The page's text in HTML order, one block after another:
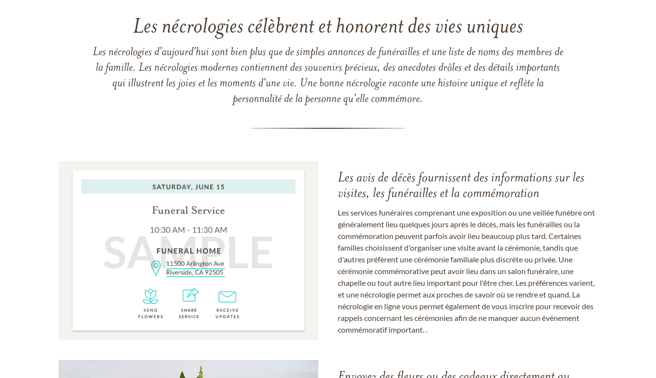
Les nécrologies célèbrent et honorent des vies uniques
Les nécrologies d'aujourd'hui sont bien plus que de simples annonces de funérailles et une liste de noms des membres de
la famille. Les nécrologies modernes contiennent des souvenirs précieux, des anecdotes drôles et des détails importants
qui illustrent les joies et les moments d'une vie. Une bonne nécrologie raconte une histoire unique et reflète la
personnalité de la personne qu'elle commémore.
Les avis de décès fournissent des informations sur les
visites, les funérailles et la commémoration
Les services funéraires comprenant une exposition ou une veillée funèbre ont
généralement lieu quelques jours après le décès, mais les funérailles ou la
commémoration peuvent parfois avoir lieu beaucoup plus tard. Certaines
familles choisissent d'organiser une visite avant la cérémonie, tandis que
d'autres préfèrent une cérémonie familiale plus discrète ou privée. Une
cérémonie commémorative peut avoir lieu dans un salon funéraire, une
chapelle ou tout autre lieu important pour l'être cher. Les préférences varient,
et une nécrologie permet aux proches de savoir où se rendre et quand. La
nécrologie en ligne vous permet également de vous inscrire pour recevoir des
rappels concernant les cérémonies afin de ne manquer aucun événement
commémoratif important. .